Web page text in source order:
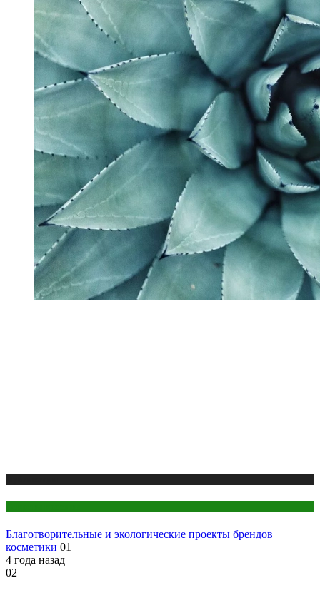
Благотворительные и экологические проекты брендов
косметики 01
4 года назад
02